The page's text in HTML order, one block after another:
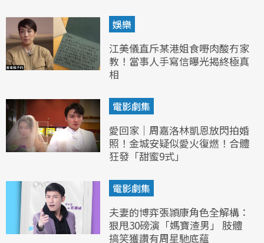
娛樂
江美儀直斥某港姐食嘢肉酸冇家
教！當事人手寫信曝光揭終極真
相
電影劇集
愛回家｜周嘉洛林凱恩放閃拍婚
照！金城安疑似愛火復燃！合體
狂發「甜蜜9式」
電影劇集
夫妻的博弈張頴康角色全解構：
狠甩30磅演「媽寶渣男」 肢體
搞笑獲讚有周星馳底蘊